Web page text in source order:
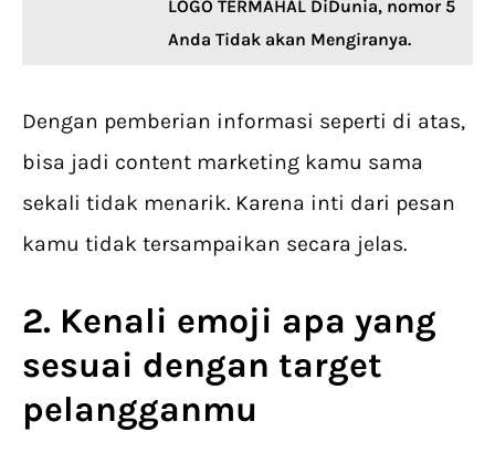
LOGO TERMAHAL DiDunia, nomor 5
Anda Tidak akan Mengiranya.
Dengan pemberian informasi seperti di atas,
bisa jadi content marketing kamu sama
sekali tidak menarik. Karena inti dari pesan
kamu tidak tersampaikan secara jelas.
2. Kenali emoji apa yang
sesuai dengan target
pelangganmu